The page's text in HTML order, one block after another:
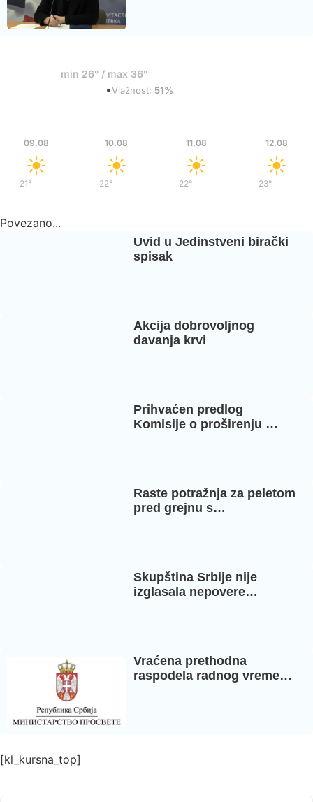
min 26° / max 36°
•Vlažnost: 51%
09.08
21°/
10.08
22°/
11.08
22°/
12.08
23°
Povezano...
Uvid u Jedinstveni birački
spisak
Akcija dobrovoljnog
davanja krvi
Prihvaćen predlog
Komisije o proširenju …
Raste potražnja za peletom
pred grejnu s…
Skupština Srbije nije
izglasala nepovere…
Vraćena prethodna
raspodela radnog vreme…
[kl_kursna_top]